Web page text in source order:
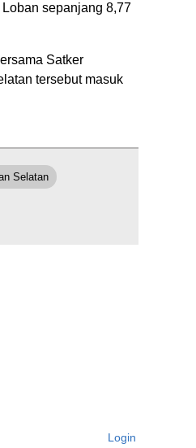
sepanjang 8,77
Satker
tersebut masuk
Selatan
Login